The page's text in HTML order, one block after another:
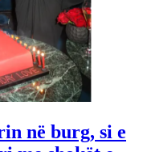
në burg, si e